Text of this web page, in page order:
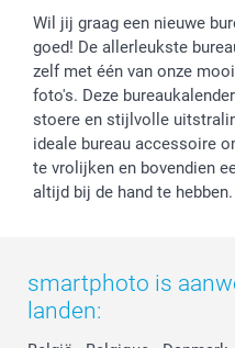
Reviews
Prijslijst
Investor Relations
service@smartphoto.nl
Affiliate partnerprogramma
Partnerships
Influencer
Huwelijk
Wil jij graag een nieuwe
goed! De allerleukste
zelf met één van onze
foto's. Deze
stoere en stijlvolle
ideale bureau accessoire
te vrolijken en bovendien
altijd bij de hand te hebben.
smartphoto is
landen: